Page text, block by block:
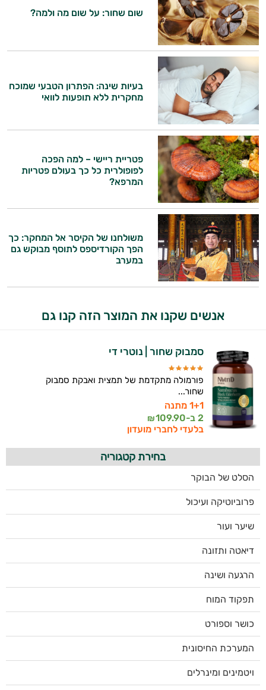
ויטמין K
זעפרן
מורינגה
שום שחור: על שום מה ולמה?
בעיות שינה: הפתרון הטבעי שמוכח
מחקרית ללא תופעות לוואי
פטריית ריישי – למה הפכה
לפופולרית כל כך בעולם פטריות
המרפא?
משולחנו של הקיסר אל המחקר: כך
הפך הקורדיספס לתוסף מבוקש גם
במערב
אנשים שקנו את המוצר הזה קנו גם
סמבוק שחור | נוטרי די
פורמולה מתקדמת של תמצית ואבקת סמבוק
שחור...
1+1 מתנה
2 ב-
109.90
₪
בלעדי לחברי מועדון
בחירת קטגוריה
הסלט של הבוקר
פרוביוטיקה ועיכול
שיער ועור
דיאטה ותזונה
הרגעה ושינה
תפקוד המוח
כושר וספורט
המערכת החיסונית
ויטמינים ומינרלים
היי,
אני יועץ הבריאות האישי AI של טבע בריא.
התשובות שלי מבוססות על מאגרי מידע קליניים
וספרות מקצועית בתחומי הרפואה הטבעית
ותזונת הספורט.
אני כאן כדי לעזור לך להתאים את תוספי
התזונה ומוצרי הבריאות המדויקים למטרות
ולמצב הגופני שלך, ולהסביר לך אילו רכיבים
עובדים יחד כדי למקסם תוצאות גם בחיי היום
יום וגם בתחום הכושר והספורט.
המטרה שלי היא להתאים עבורך המלצות
אישיות מבוססות מדעית.
זה הזמן להתחיל. איך אוכל לעזור?